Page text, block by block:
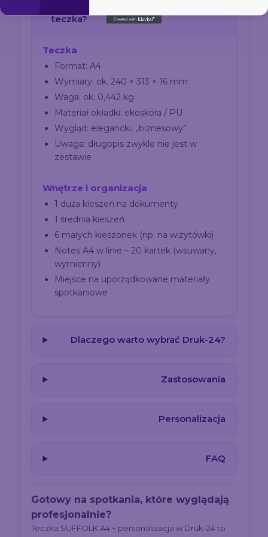
teczka?
Teczka
Format: A4
Wymiary: ok. 240 × 313 × 16 mm
Waga: ok. 0,442 kg
Materiał okładki: ekoskóra / PU
Wygląd: elegancki, „biznesowy”
Uwaga: długopis zwykle nie jest w
zestawie
Wnętrze i organizacja
1 duża kieszeń na dokumenty
1 średnia kieszeń
6 małych kieszonek (np. na wizytówki)
Notes A4 w linie – 20 kartek (wsuwany,
wymienny)
Miejsce na uporządkowane materiały
spotkaniowe
Dlaczego warto wybrać Druk-24?
Zastosowania
Personalizacja
FAQ
Gotowy na spotkania, które wyglądają
profesjonalnie?
Teczka SUFFOLK A4 + personalizacja w Druk-24 to